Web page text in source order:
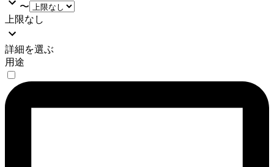
〜
上限なし
詳細を選ぶ
用途